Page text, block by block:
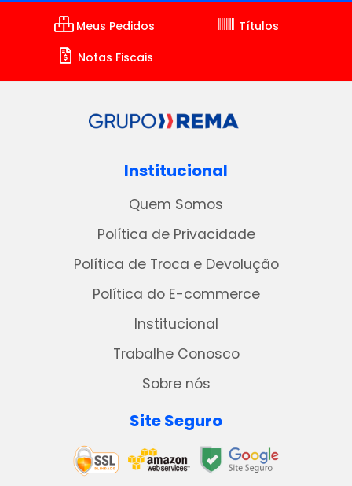
Meus Pedidos
Títulos
Notas Fiscais
Institucional
Quem Somos
Política de Privacidade
Política de Troca e Devolução
Política do E-commerce
Institucional
Trabalhe Conosco
Sobre nós
Site Seguro